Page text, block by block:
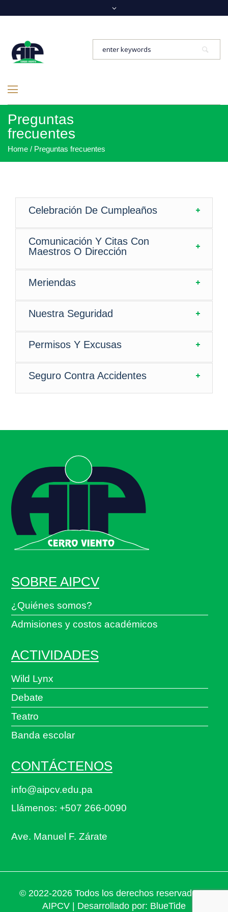
Preguntas
frecuentes
Home / Preguntas frecuentes
Celebración De Cumpleaños
Comunicación Y Citas Con
Maestros O Dirección
Meriendas
Nuestra Seguridad
Permisos Y Excusas
Seguro Contra Accidentes
SOBRE AIPCV
¿Quiénes somos?
Admisiones y costos académicos
ACTIVIDADES
Wild Lynx
Debate
Teatro
Banda escolar
CONTÁCTENOS
info@aipcv.edu.pa
Llámenos: +507 266-0090
Ave. Manuel F. Zárate
© 2022-2026 Todos los derechos reservados a
AIPCV | Desarrollado por: BlueTide